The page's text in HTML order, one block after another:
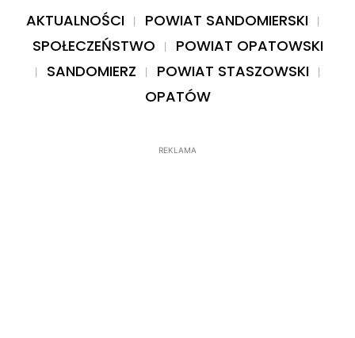
AKTUALNOŚCI
POWIAT SANDOMIERSKI
SPOŁECZEŃSTWO
POWIAT OPATOWSKI
SANDOMIERZ
POWIAT STASZOWSKI
OPATÓW
REKLAMA